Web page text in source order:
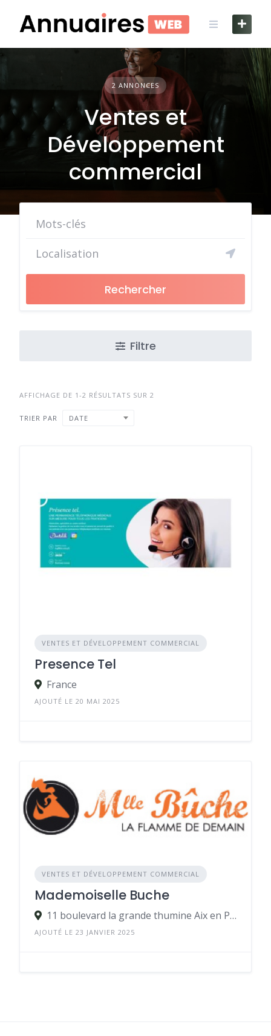
content
2 ANNONCES
Ventes et
Développement
commercial
Rechercher
Filtre
AFFICHAGE DE 1-2 RÉSULTATS SUR 2
TRIER PAR DATE
VENTES ET DÉVELOPPEMENT COMMERCIAL
Presence Tel
France
AJOUTÉ LE 20 MAI 2025
VENTES ET DÉVELOPPEMENT COMMERCIAL
Mademoiselle Buche
11 boulevard la grande thumine Aix en Provence
AJOUTÉ LE 23 JANVIER 2025